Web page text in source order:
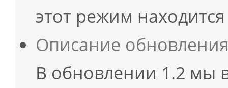
этот режим
Описание
В обновлении 1.2 мы